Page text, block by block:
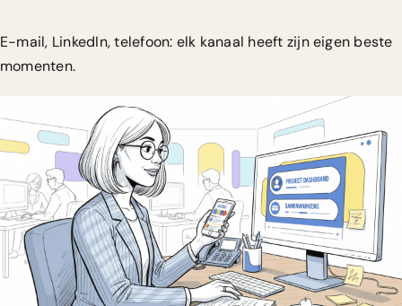
E-mail, LinkedIn, telefoon: elk kanaal heeft zijn eigen beste
momenten.